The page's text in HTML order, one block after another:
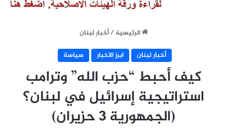
الرئيسية / أخبار لبنان
أخبار لبنان
ابرز الاخبار سياسة
كيف أحبط “حزب الله” وترامب
استراتيجية إسرائيل في لبنان؟
(الجمهورية 3 حزيران)